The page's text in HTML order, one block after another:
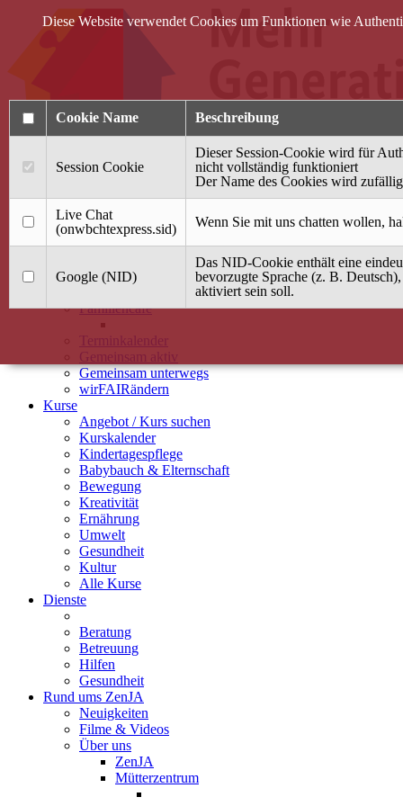
Anmelden
Startseite
Treffpunkt Jung & Alt
40 Jahre Mütterzentrum
Familiencafé
Terminkalender
Gemeinsam aktiv
Gemeinsam unterwegs
wirFAIRändern
Kurse
Angebot / Kurs suchen
Kurskalender
Kindertagespflege
Babybauch & Elternschaft
Bewegung
Kreativität
Ernährung
Umwelt
Gesundheit
Kultur
Alle Kurse
Dienste
Beratung
Betreuung
Hilfen
Gesundheit
Rund ums ZenJA
Neuigkeiten
Filme & Videos
Über uns
ZenJA
Mütterzentrum
Diese Website verwendet Cookies um Funktionen wie
Cookie Name Beschreibung
Session Cookie
Dieser Session-Cookie wird für
nicht vollständig funktioniert
Der Name des Cookies wird
Live Chat
(onwbchtexpress.sid)
Wenn Sie mit uns chatten wollen,
Google (NID)
Das NID-Cookie enthält eine
bevorzugte Sprache (z. B.
aktiviert sein soll.